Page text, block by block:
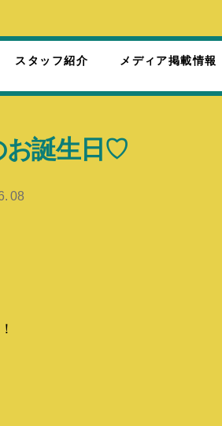
スタッフ紹介 メディア掲載情報
お誕生日♡
08